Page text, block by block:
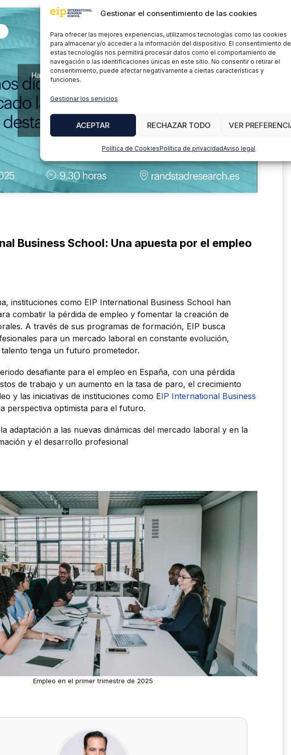
Gestionar el consentimiento de las cookies
Para ofrecer las mejores experiencias, utilizamos tecnologías como las cookies
para almacenar y/o acceder a la información del dispositivo. El consentimiento de
estas tecnologías nos permitirá procesar datos como el comportamiento de
navegación o las identificaciones únicas en este sitio. No consentir o retirar el
consentimiento, puede afectar negativamente a ciertas características y
funciones.
Gestionar los servicios
ACEPTAR RECHAZAR TODO VER
Política de CookiesPolítica de privacidadAviso legal
Haz clic en «Estoy de acuerdo» para
Política de Cookies
ESTOY DE ACUERDO
Business School: Una apuesta por el empleo
instituciones como EIP International Business School han
combatir la pérdida de empleo y fomentar la creación de
A través de sus programas de formación, EIP busca
para un mercado laboral en constante evolución,
tenga un futuro prometedor.
desafiante para el empleo en España, con una pérdida
de trabajo y un aumento en la tasa de paro, el crecimiento
y las iniciativas de instituciones como EIP International Business
perspectiva optimista para el futuro.
adaptación a las nuevas dinámicas del mercado laboral y en la
y el desarrollo profesional
Empleo en el primer trimestre de 2025